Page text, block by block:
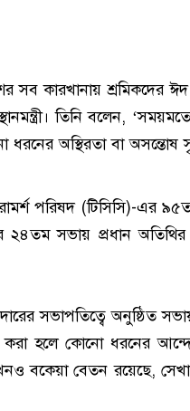
সব কারখানায় শ্রমিকদের
তিনি বলেন,
অস্থিরতা বা অসন্তোষ
পরিষদ (টিসিসি)-এর
২৪তম সভায় প্রধান অতিথির
সভাপতিত্বে অনুষ্ঠিত
হলে কোনো ধরনের
বকেয়া বেতন রয়েছে,